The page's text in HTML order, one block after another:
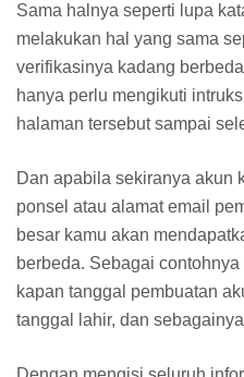
Sama halnya seperti lupa
melakukan hal yang sama
verifikasinya kadang
hanya perlu mengikuti
halaman tersebut sampai
Dan apabila sekiranya akun
ponsel atau alamat email
besar kamu akan
berbeda. Sebagai
kapan tanggal pembuatan
tanggal lahir, dan